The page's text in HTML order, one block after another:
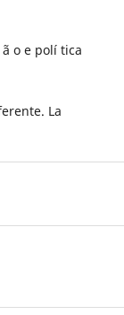
o e polí tica
La